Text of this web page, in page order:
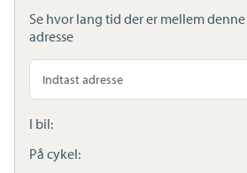
Se hvor lang tid der er mellem
adresse
Søg
anden
adresse
I bil:
På cykel:
Ladestandere
Lynladere